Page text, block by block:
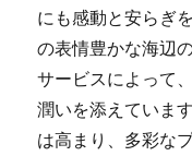
にも感動と安らぎ
の表情豊かな海辺
サービスによって
潤いを添えていま
は高まり、多彩な